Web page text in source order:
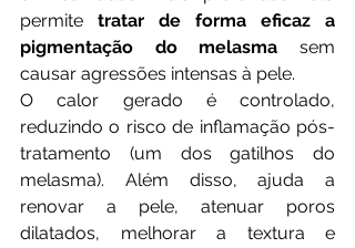
permite tratar de forma eficaz a
pigmentação do melasma sem
causar agressões intensas à pele.
O calor gerado é controlado,
reduzindo o risco de inflamação pós-
tratamento (um dos gatilhos do
melasma). Além disso, ajuda a
renovar a pele, atenuar poros
dilatados, melhorar a textura e